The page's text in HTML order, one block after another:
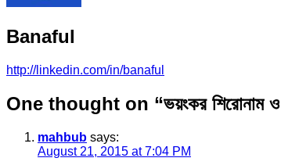
Banaful
http://linkedin.com/in/banaful
One thought on “ভয়ংকর শিরোনাম
mahbub says:
August 21, 2015 at 7:04 PM